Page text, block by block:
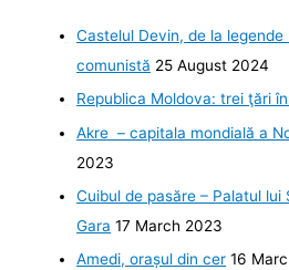
Castelul Devin, de la
comunistă 25 August 2024
Republica Moldova: trei ţări
Akre – capitala mondială a
2023
Cuibul de pasăre – Palatul lui
Gara 17 March 2023
Amedi, orașul din cer 16